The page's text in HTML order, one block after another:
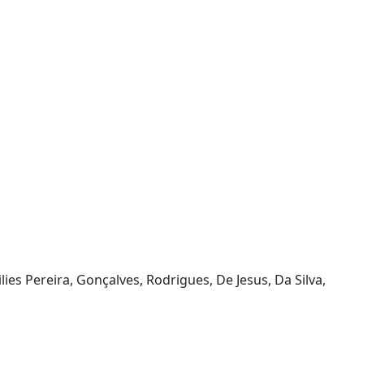
Pereira, Gonçalves, Rodrigues, De Jesus, Da Silva,